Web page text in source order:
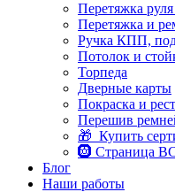
Перетяжка
Перетяжка и
Ручка КПП,
Потолок и
Торпеда
Дверные карты
Покраска и
Перешив
🎁 Купить
🛞 Страница
Блог
Наши работы